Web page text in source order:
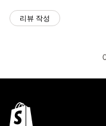
리뷰 작성